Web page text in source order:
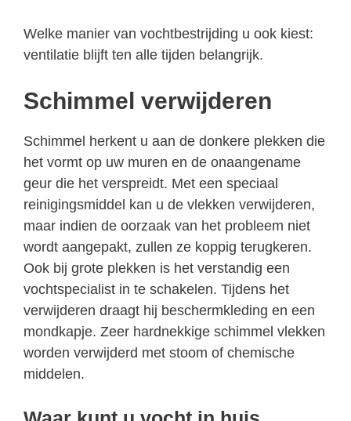
Welke manier van vochtbestrijding u ook kiest:
ventilatie blijft ten alle tijden belangrijk.
Schimmel verwijderen
Schimmel herkent u aan de donkere plekken die
het vormt op uw muren en de onaangename
geur die het verspreidt. Met een speciaal
reinigingsmiddel kan u de vlekken verwijderen,
maar indien de oorzaak van het probleem niet
wordt aangepakt, zullen ze koppig terugkeren.
Ook bij grote plekken is het verstandig een
vochtspecialist in te schakelen. Tijdens het
verwijderen draagt hij beschermkleding en een
mondkapje. Zeer hardnekkige schimmel vlekken
worden verwijderd met stoom of chemische
middelen.